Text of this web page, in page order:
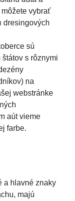
vybrať
dresingových
sú
s rôznymi
na
webstránke
aút vieme
farbe.
a hlavné znaky
majú